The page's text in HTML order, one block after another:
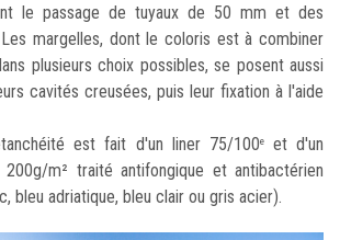
le passage de tuyaux de 50 mm et des
margelles, dont le coloris est à combiner
plusieurs choix possibles, se posent aussi
cavités creusées, puis leur fixation à l'aide
est fait d'un liner 75/100eet d'un
m² traité antifongique et antibactérien
bleu adriatique, bleu clair ou gris acier).